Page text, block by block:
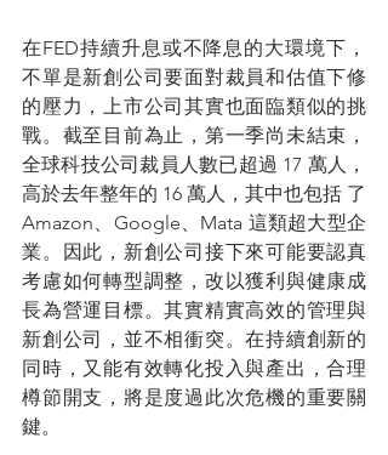
在FED持續升息或不降息的大環境下，
不單是新創公司要面對裁員和估值下修
的壓力，上市公司其實也面臨類似的挑
戰。截至目前為止，第一季尚未結束，
全球科技公司裁員人數已超過 17 萬人，
高於去年整年的 16 萬人，其中也包括 了
Amazon、Google、Mata 這類超大型企
業。因此，新創公司接下來可能要認真
考慮如何轉型調整，改以獲利與健康成
長為營運目標。其實精實高效的管理與
新創公司，並不相衝突。在持續創新的
同時，又能有效轉化投入與產出，合理
樽節開支，將是度過此次危機的重要關
鍵。